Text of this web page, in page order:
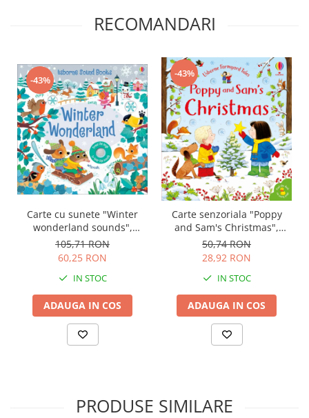
RECOMANDARI
-43%
Carte cu sunete "Winter
wonderland sounds",
cartonata, Usborne
105,71 RON
60,25 RON
IN STOC
ADAUGA IN COS
-43%
Carte senzoriala "Poppy
and Sam's Christmas",
cartonata, Usborne
50,74 RON
28,92 RON
IN STOC
ADAUGA IN COS
PRODUSE SIMILARE